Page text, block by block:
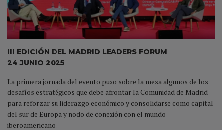
III EDICIÓN DEL MADRID LEADERS FORUM
24 JUNIO 2025
La primera jornada del evento puso sobre la mesa algunos de los
desafíos estratégicos que debe afrontar la Comunidad de Madrid
para reforzar su liderazgo económico y consolidarse como capital
del sur de Europa y nodo de conexión con el mundo
iberoamericano.